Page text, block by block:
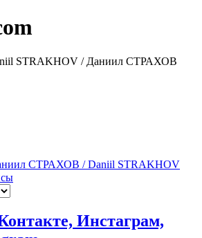
STRAKHOV / Даниил СТРАХОВ
СТРАХОВ / Daniil STRAKHOV
Инстаграм,